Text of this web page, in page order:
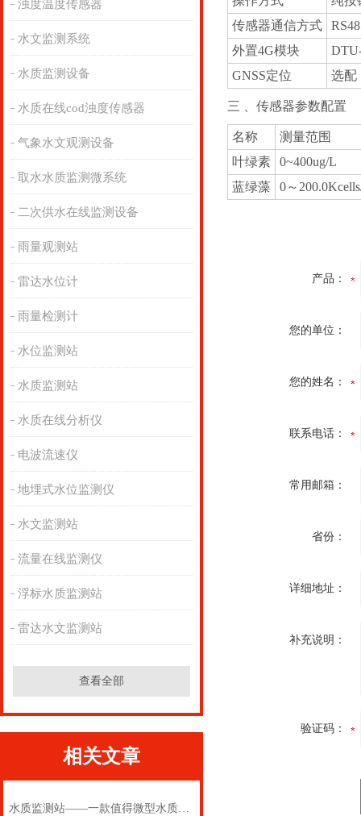
浊度温度传感器
水文监测系统
水质监测设备
水质在线cod浊度传感器
气象水文观测设备
取水水质监测微系统
二次供水在线监测设备
雨量观测站
雷达水位计
雨量检测计
水位监测站
水质监测站
水质在线分析仪
电波流速仪
地埋式水位监测仪
水文监测站
流量在线监测仪
浮标水质监测站
雷达水文监测站
查看全部
相关文章
水质监测站——一款值得微型水质监测站2024(万象推送)
传感器通信方式
外置4G模块
GNSS定位
选配
三 、传感器参数配置
名称
测量范围
叶绿素
0~400ug/L
蓝绿藻
0～
产品：
您的单位：
您的姓名：
联系电话：
常用邮箱：
省份：
详细地址：
补充说明：
验证码：